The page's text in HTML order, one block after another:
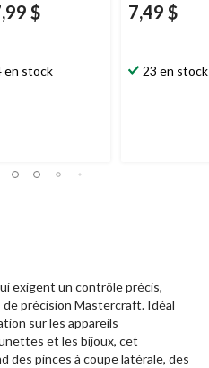
$
en stock
7,49 $
23 en stock
exigent un contrôle précis,
précision Mastercraft. Idéal
sur les appareils
et les bijoux, cet
des pinces à coupe latérale, des